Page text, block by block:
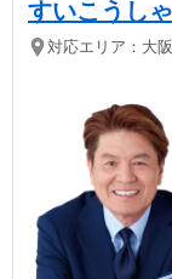
すいこうし
対応エリア： 大